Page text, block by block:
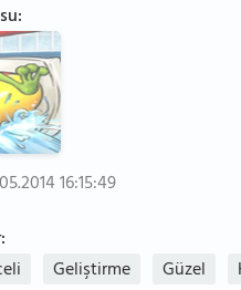
16:15:49
Geliştirme Güzel